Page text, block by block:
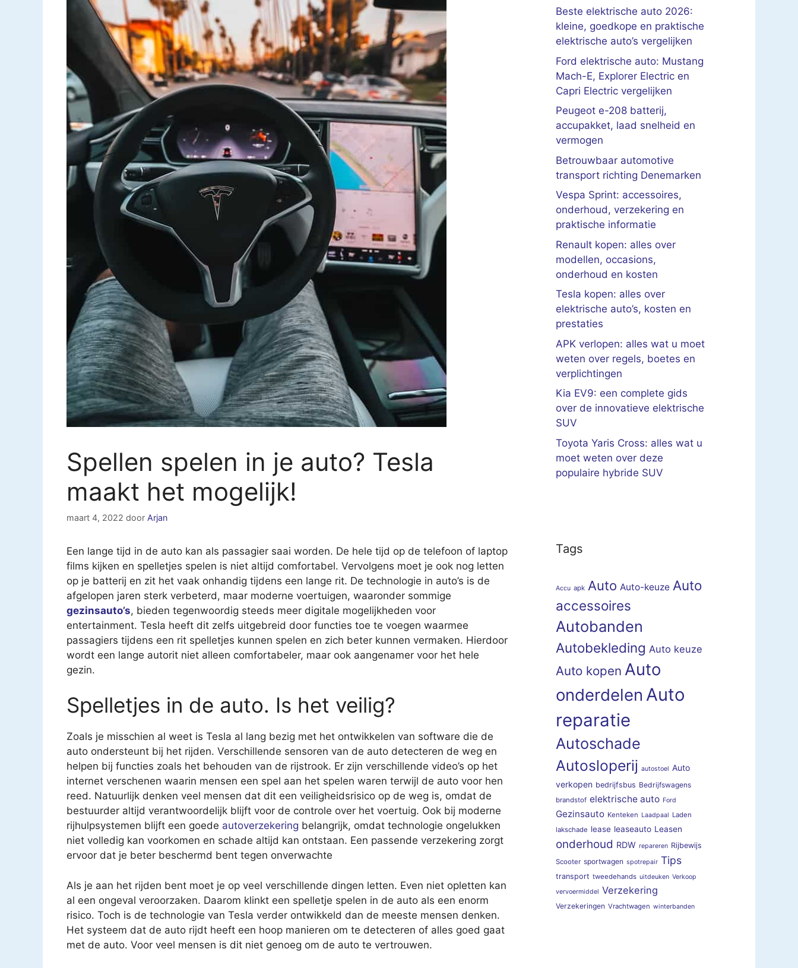
Spellen spelen in je auto? Tesla
maakt het mogelijk!
maart 4, 2022 door Arjan
Een lange tijd in de auto kan als passagier saai worden. De hele tijd op de telefoon of laptop
films kijken en spelletjes spelen is niet altijd comfortabel. Vervolgens moet je ook nog letten
op je batterij en zit het vaak onhandig tijdens een lange rit. De technologie in auto’s is de
afgelopen jaren sterk verbeterd, maar moderne voertuigen, waaronder sommige
gezinsauto’s, bieden tegenwoordig steeds meer digitale mogelijkheden voor
entertainment. Tesla heeft dit zelfs uitgebreid door functies toe te voegen waarmee
passagiers tijdens een rit spelletjes kunnen spelen en zich beter kunnen vermaken. Hierdoor
wordt een lange autorit niet alleen comfortabeler, maar ook aangenamer voor het hele
gezin.
Spelletjes in de auto. Is het veilig?
Zoals je misschien al weet is Tesla al lang bezig met het ontwikkelen van software die de
auto ondersteunt bij het rijden. Verschillende sensoren van de auto detecteren de weg en
helpen bij functies zoals het behouden van de rijstrook. Er zijn verschillende video’s op het
internet verschenen waarin mensen een spel aan het spelen waren terwijl de auto voor hen
reed. Natuurlijk denken veel mensen dat dit een veiligheidsrisico op de weg is, omdat de
bestuurder altijd verantwoordelijk blijft voor de controle over het voertuig. Ook bij moderne
rijhulpsystemen blijft een goede autoverzekering belangrijk, omdat technologie ongelukken
niet volledig kan voorkomen en schade altijd kan ontstaan. Een passende verzekering zorgt
ervoor dat je beter beschermd bent tegen onverwachte
Als je aan het rijden bent moet je op veel verschillende dingen letten. Even niet opletten kan
al een ongeval veroorzaken. Daarom klinkt een spelletje spelen in de auto als een enorm
risico. Toch is de technologie van Tesla verder ontwikkeld dan de meeste mensen denken.
Het systeem dat de auto rijdt heeft een hoop manieren om te detecteren of alles goed gaat
met de auto. Voor veel mensen is dit niet genoeg om de auto te vertrouwen.
Beste elektrische auto 2026:
kleine, goedkope en praktische
elektrische auto’s vergelijken
Ford elektrische auto: Mustang
Mach-E, Explorer Electric en
Capri Electric vergelijken
Peugeot e-208 batterij,
accupakket, laad snelheid en
vermogen
Betrouwbaar automotive
transport richting Denemarken
Vespa Sprint: accessoires,
onderhoud, verzekering en
praktische informatie
Renault kopen: alles over
modellen, occasions,
onderhoud en kosten
Tesla kopen: alles over
elektrische auto’s, kosten en
prestaties
APK verlopen: alles wat u moet
weten over regels, boetes en
verplichtingen
Kia EV9: een complete gids
over de innovatieve elektrische
SUV
Toyota Yaris Cross: alles wat u
moet weten over deze
populaire hybride SUV
Tags
Accu apk Auto Auto-keuze Auto
accessoires
Autobanden
Autobekleding Auto keuze
Auto kopen Auto
onderdelen Auto
reparatie
Autoschade
Autosloperij autostoel Auto
verkopen bedrijfsbus Bedrijfswagens
brandstof elektrische auto Ford
Gezinsauto Kenteken Laadpaal Laden
lakschade lease leaseauto Leasen
onderhoud RDW repareren Rijbewijs
Scooter sportwagen spotrepair Tips
transport tweedehands uitdeuken Verkoop
vervoermiddel Verzekering
Verzekeringen Vrachtwagen winterbanden